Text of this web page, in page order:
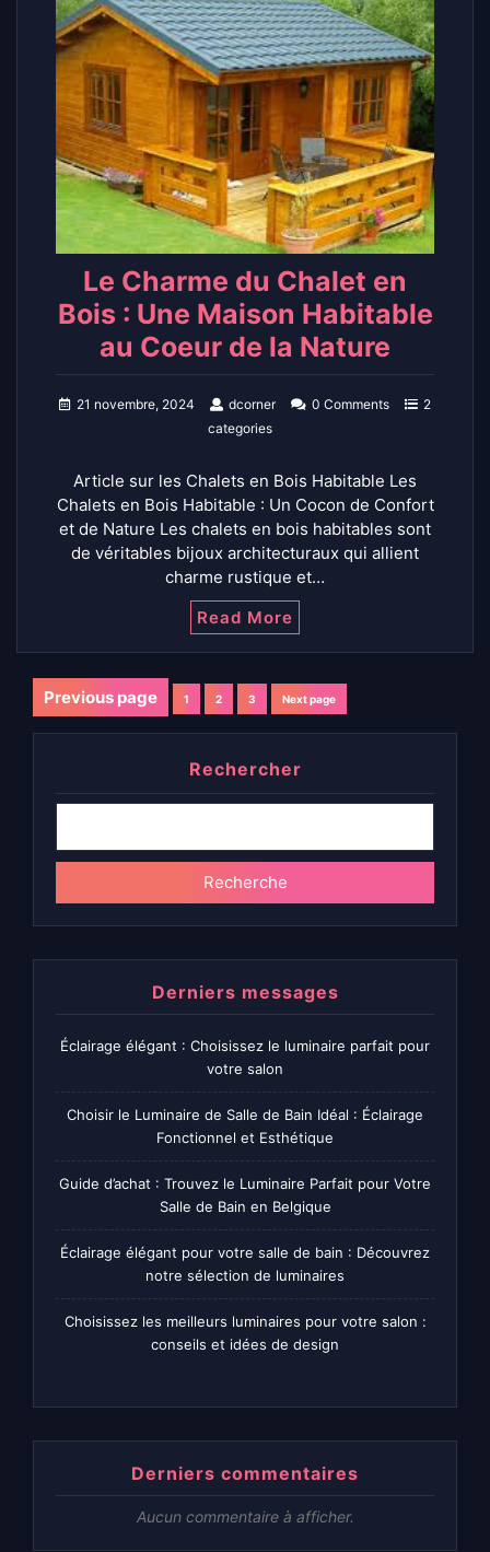
Le Charme du Chalet en
Bois : Une Maison Habitable
au Coeur de la Nature
21 novembre, 2024 dcorner 0 Comments
2
categories
Article sur les Chalets en Bois Habitable Les
Chalets en Bois Habitable : Un Cocon de Confort
et de Nature Les chalets en bois habitables sont
de véritables bijoux architecturaux qui allient
charme rustique et…
Read More
Navigation
des
Previous page Page
1 Page
2 Page
3 Next page
Rechercher
Recherche
Derniers messages
Éclairage élégant : Choisissez le luminaire parfait pour
votre salon
Choisir le Luminaire de Salle de Bain Idéal : Éclairage
Fonctionnel et Esthétique
Guide d’achat : Trouvez le Luminaire Parfait pour Votre
Salle de Bain en Belgique
Éclairage élégant pour votre salle de bain : Découvrez
notre sélection de luminaires
Choisissez les meilleurs luminaires pour votre salon :
conseils et idées de design
Derniers commentaires
Aucun commentaire à afficher.